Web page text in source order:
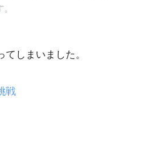
しまいました。
戦